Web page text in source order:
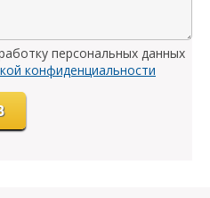
персональных данных
конфиденциальности